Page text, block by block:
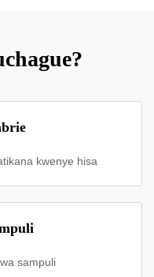
kwenye hisa
sampuli